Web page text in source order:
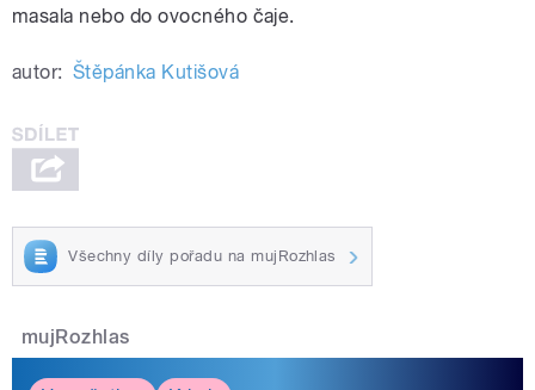
masala nebo do ovocného čaje.
autor: Štěpánka Kutišová
Všechny díly pořadu na mujRozhlas
mujRozhlas